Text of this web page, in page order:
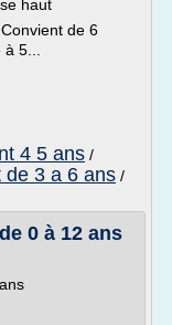
haut
de 6
5...
4 5 ans /
de 3 a 6 ans /
0 à 12 ans